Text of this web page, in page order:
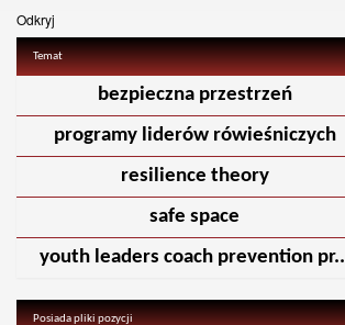
Odkryj
Temat
bezpieczna przestrzeń
programy liderów rówieśniczych
resilience theory
safe space
youth leaders coach prevention
Posiada pliki pozycji